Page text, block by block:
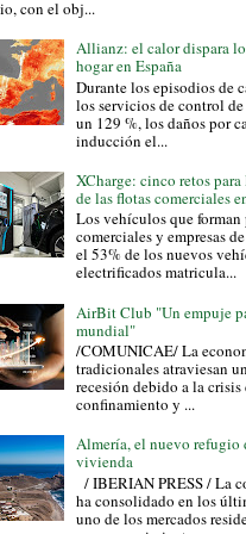
con el obj...
Allianz: el calor dispara
hogar en España
Durante los episodios de
los servicios de control
un 129 %, los daños por
inducción el...
XCharge: cinco retos
de las flotas comerciales
Los vehículos que forman
comerciales y empresas
el 53% de los nuevos
electrificados matricula...
AirBit Club "Un empuje
mundial"
/COMUNICAE/ La
tradicionales atraviesan
recesión debido a la
confinamiento y ...
Almería, el nuevo refugio
vivienda
/ IBERIAN PRESS / La
ha consolidado en los
uno de los mercados